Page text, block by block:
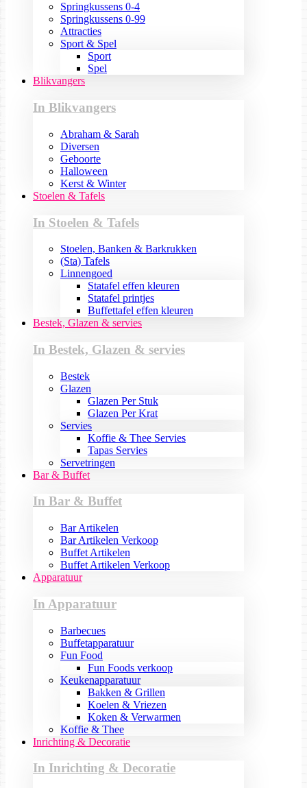
Springkussens 0-4
Springkussens 0-99
Attracties
Sport & Spel
Sport
Spel
Blikvangers
In Blikvangers
Abraham & Sarah
Diversen
Geboorte
Halloween
Kerst & Winter
Stoelen & Tafels
In Stoelen & Tafels
Stoelen, Banken & Barkrukken
(Sta) Tafels
Linnengoed
Statafel effen kleuren
Statafel printjes
Buffettafel effen kleuren
Bestek, Glazen & servies
In Bestek, Glazen & servies
Bestek
Glazen
Glazen Per Stuk
Glazen Per Krat
Servies
Koffie & Thee Servies
Tapas Servies
Servetringen
Bar & Buffet
In Bar & Buffet
Bar Artikelen
Bar Artikelen Verkoop
Buffet Artikelen
Buffet Artikelen Verkoop
Apparatuur
In Apparatuur
Barbecues
Buffetapparatuur
Fun Food
Fun Foods verkoop
Keukenapparatuur
Bakken & Grillen
Koelen & Vriezen
Koken & Verwarmen
Koffie & Thee
Inrichting & Decoratie
In Inrichting & Decoratie